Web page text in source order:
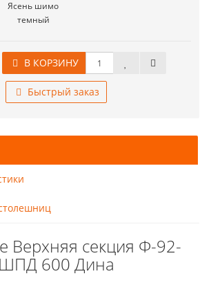
Ясень шимо
темный
В КОРЗИНУ
Быстрый заказ
Верхняя секция Ф-92-
ШПД 600 Дина